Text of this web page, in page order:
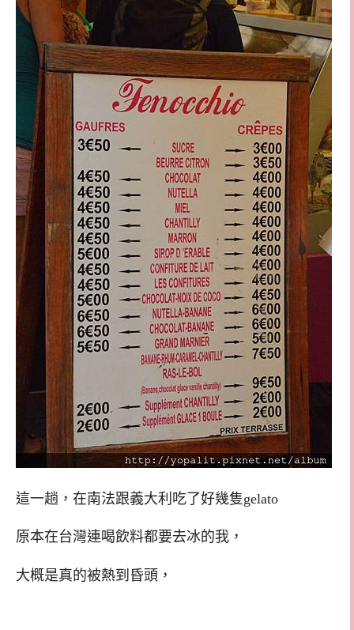
這一趟，在南法跟義大利吃了好幾隻gelato
原本在台灣連喝飲料都要去冰的我，
大概是真的被熱到昏頭，